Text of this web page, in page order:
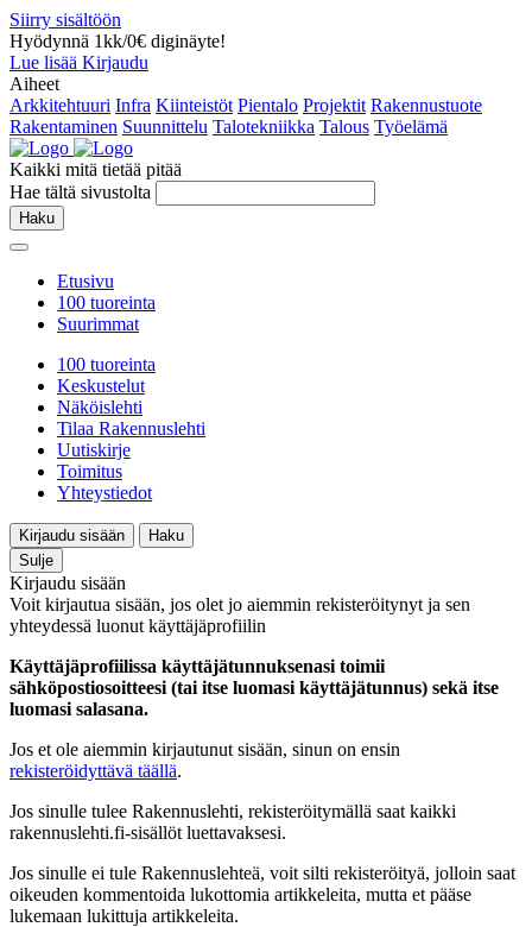
Siirry sisältöön
Hyödynnä 1kk/0€ diginäyte!
Lue lisää Kirjaudu
Aiheet
Arkkitehtuuri Infra Kiinteistöt Pientalo Projektit Rakennustuote
Rakentaminen Suunnittelu Talotekniikka Talous Työelämä
Kaikki mitä tietää pitää
Hae tältä sivustolta
Haku
Etusivu
100 tuoreinta
Suurimmat
100 tuoreinta
Keskustelut
Näköislehti
Tilaa Rakennuslehti
Uutiskirje
Toimitus
Yhteystiedot
Kirjaudu sisään
Haku
Sulje
Kirjaudu sisään
Voit kirjautua sisään, jos olet jo aiemmin rekisteröitynyt ja sen
yhteydessä luonut käyttäjäprofiilin
Käyttäjäprofiilissa käyttäjätunnuksenasi toimii
sähköpostiosoitteesi (tai itse luomasi käyttäjätunnus) sekä itse
luomasi salasana.
Jos et ole aiemmin kirjautunut sisään, sinun on ensin
rekisteröidyttävä täällä.
Jos sinulle tulee Rakennuslehti, rekisteröitymällä saat kaikki
rakennuslehti.fi-sisällöt luettavaksesi.
Jos sinulle ei tule Rakennuslehteä, voit silti rekisteröityä, jolloin saat
oikeuden kommentoida lukottomia artikkeleita, mutta et pääse
lukemaan lukittuja artikkeleita.